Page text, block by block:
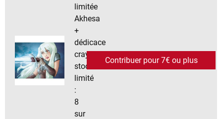
limitée
Akhesa
+
dédicace
crayonnée
stock
limité
:
8
sur
Contribuer pour 7€ ou plus